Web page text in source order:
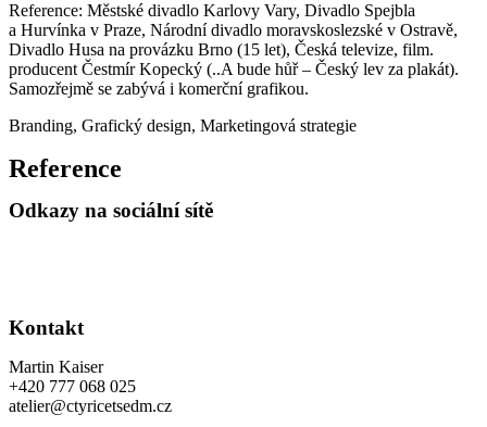
Reference: Městské divadlo Karlovy Vary, Divadlo Spejbla
a Hurvínka v Praze, Národní divadlo moravskoslezské v Ostravě,
Divadlo Husa na provázku Brno (15 let), Česká televize, film.
producent Čestmír Kopecký (..A bude hůř – Český lev za plakát).
Samozřejmě se zabývá i komerční grafikou.
Branding, Grafický design, Marketingová strategie
Reference
Odkazy na sociální sítě
Kontakt
Martin Kaiser
+420 777 068 025
atelier@ctyricetsedm.cz